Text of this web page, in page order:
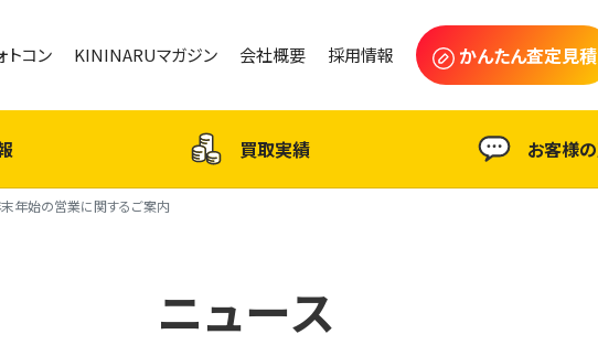
トコン KININARUマガジン 会社概要 採用情報 かんたん査定見積
買取実績 お客様
年始の営業に関するご案内
ニュース